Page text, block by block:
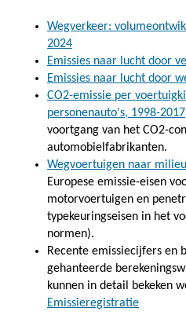
Wegverkeer:
2024
Emissies naar lucht door
Emissies naar lucht door
CO2-emissie per
personenauto's, 1998-2017
voortgang van het CO2-
automobielfabrikanten.
Wegvoertuigen naar
Europese emissie-eisen
motorvoertuigen en
typekeuringseisen in het
normen).
Recente emissiecijfers en
gehanteerde
kunnen in detail bekeken
Emissieregistratie